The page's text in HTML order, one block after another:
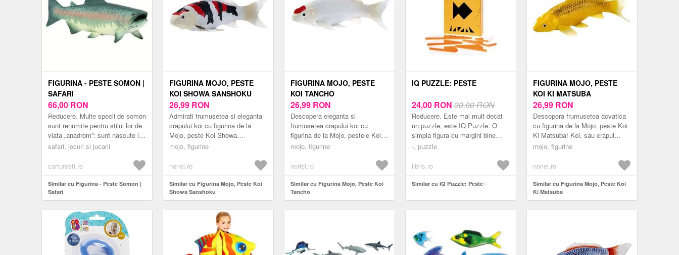
FIGURINA - PESTE SOMON |
SAFARI
66,00 RON
Reducere. Multe specii de somon
sunt renumite pentru stilul lor de
viata „anadrom”: sunt nascute in
apa dulce, calatoresc in apa
safari, jocuri si jucarii
carturesti.ro
Similar cu Figurina - Peste Somon |
Safari
FIGURINA MOJO, PESTE
KOI SHOWA SANSHOKU
26,99 RON
Admirati frumusetea si eleganta
crapului koi cu figurina de la
Mojo, peste Koi Showa
Sanshoku! Aceasta varietate se
specta...
mojo, figurine
noriel.ro
Similar cu Figurina Mojo, Peste Koi
Showa Sanshoku
FIGURINA MOJO, PESTE
KOI TANCHO
26,99 RON
Descopera eleganta si
frumusetea crapului koi cu
figurina de la Mojo, pestele Koi
Tancho! Aceasta varietate se
distinctiv...
mojo, figurine
noriel.ro
Similar cu Figurina Mojo, Peste Koi
Tancho
IQ PUZZLE: PESTE
24,00 RON 30,00 RON
Reducere. Este mai mult decat
un puzzle, este IQ Puzzle. O
simpla figura cu margini bine
definite, care o sa iti puna mintea
crez...
-, puzzle
libris.ro
Similar cu IQ Puzzle: Peste
FIGURINA MOJO, PESTE
KOI KI MATSUBA
26,99 RON
Descopera frumusetea acvatica
cu figurina de la Mojo, peste Koi
Ki Matsuba! Koi, sau crapul
japonez, include atat exemplarele
mojo, figurine
noriel.ro
Similar cu Figurina Mojo, Peste Koi
Ki Matsuba